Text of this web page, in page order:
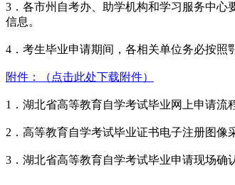
3．各市州自考办、助学机构和学习服务中
信息。
4．考生毕业申请期间，各相关单位务必按照
附件：（点击此处下载附件）
1．湖北省高等教育自学考试毕业网上申请流
2．高等教育自学考试毕业证书电子注册图像
3．湖北省高等教育自学考试毕业申请现场确